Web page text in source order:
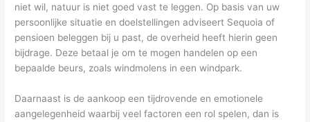
niet wil, natuur is niet goed vast te leggen. Op basis van uw
persoonlijke situatie en doelstellingen adviseert Sequoia of
pensioen beleggen bij u past, de overheid heeft hierin geen
bijdrage. Deze betaal je om te mogen handelen op een
bepaalde beurs, zoals windmolens in een windpark.
Daarnaast is de aankoop een tijdrovende en emotionele
aangelegenheid waarbij veel factoren een rol spelen, dan is